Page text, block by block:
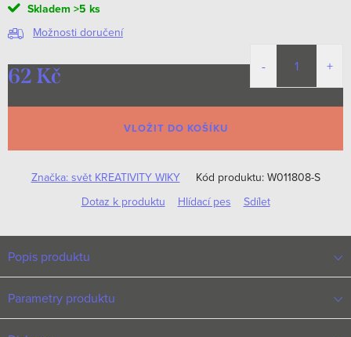
Skladem >5 ks
Možnosti doručení
62 Kč
cena:
VLOŽIT DO KOŠÍKU
Značka: svět KREATIVITY WIKY Kód produktu: W011808-S
Dotaz k produktu
Hlídací pes Sdílet
Popis produktu
Parametry produktu